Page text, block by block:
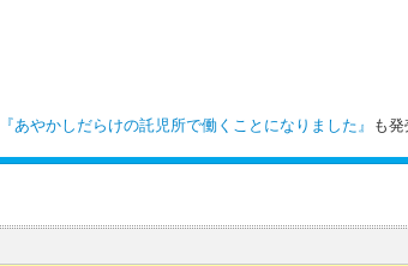
『あやかしだらけの託児所で働くことになりました』 も発